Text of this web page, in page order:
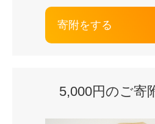
寄附をする
5,000円のご寄